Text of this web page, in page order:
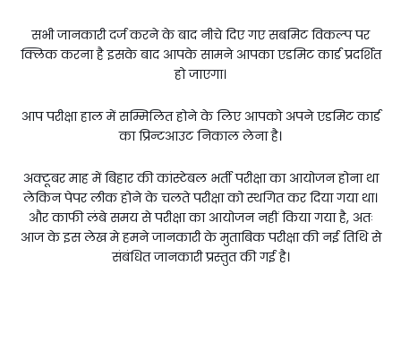
सभी जानकारी दर्ज करने के बाद नीचे दिए गए सबमिट विकल्प पर
क्लिक करना है इसके बाद आपके सामने आपका एडमिट कार्ड प्रदर्शित
हो जाएगा।
आप परीक्षा हाल में सम्मिलित होने के लिए आपको अपने एडमिट कार्ड
का प्रिन्टआउट निकाल लेना है।
अक्टूबर माह में बिहार की कांस्टेबल भर्ती परीक्षा का आयोजन होना था
लेकिन पेपर लीक होने के चलते परीक्षा को स्थगित कर दिया गया था।
और काफी लंबे समय से परीक्षा का आयोजन नहीं किया गया है, अतः
आज के इस लेख मे हमने जानकारी के मुताबिक परीक्षा की नई तिथि से
संबंधित जानकारी प्रस्तुत की गई है।